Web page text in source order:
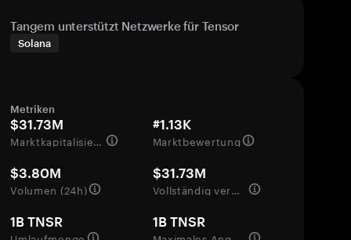
Tangem unterstützt Netzwerke für Tensor
Solana
Metriken
$31.73M
Marktkapitalisierung
#1.13K
Marktbewertung
$3.80M
Volumen (24h)
$31.73M
Vollständig verwässerte Bewertung
1B TNSR
1B TNSR